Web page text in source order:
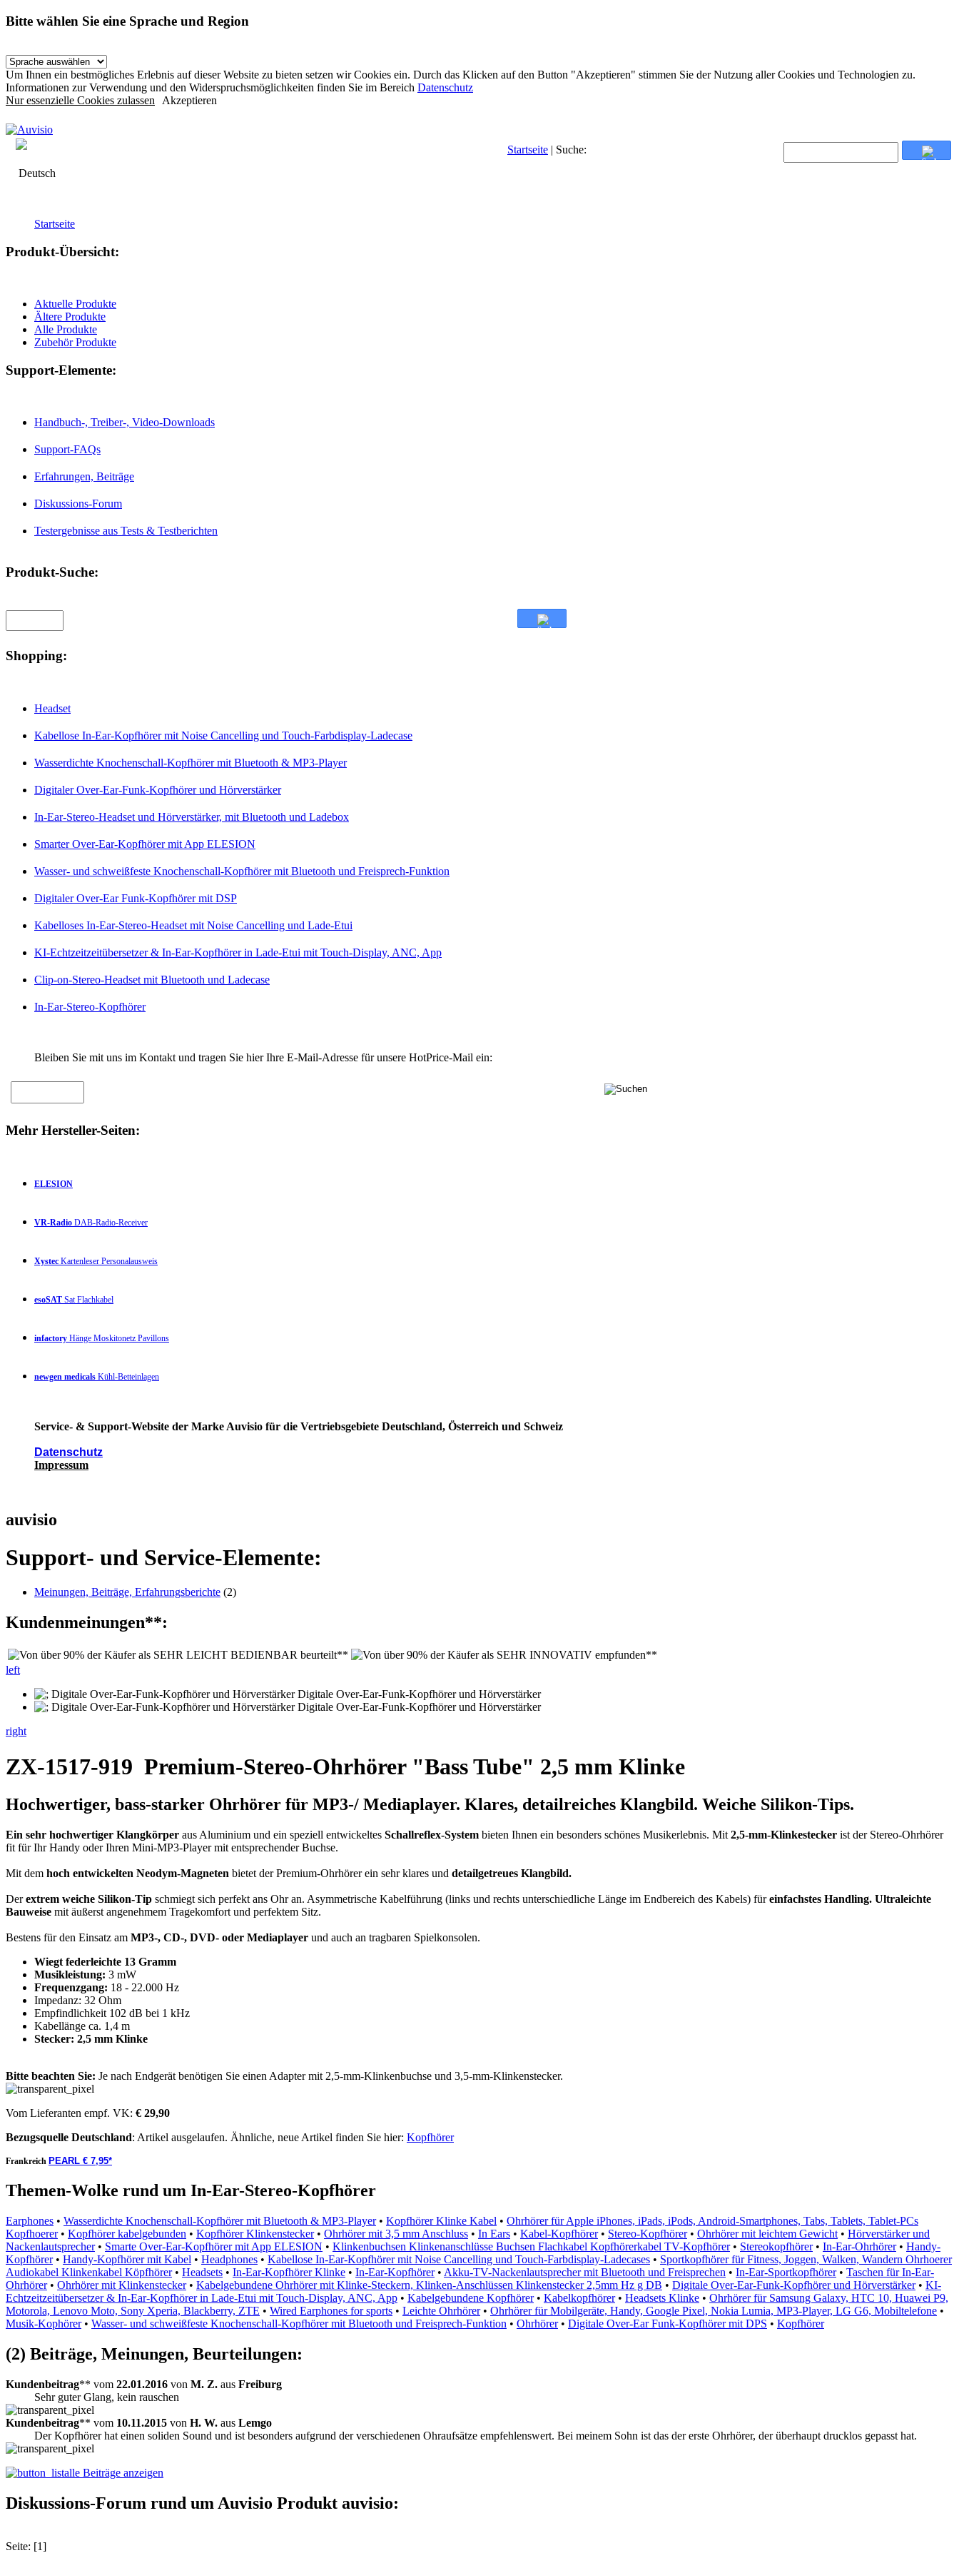
Bitte wählen Sie eine Sprache und Region
Um Ihnen ein bestmögliches Erlebnis auf dieser Website zu bieten setzen wir Cookies ein. Durch das Klicken auf den Button "Akzeptieren" stimmen Sie der Nutzung aller Cookies und Technologien zu.
Informationen zur Verwendung und den Widerspruchsmöglichkeiten finden Sie im Bereich Datenschutz
Nur essenzielle Cookies zulassen Akzeptieren
Deutsch
Startseite | Suche:
Startseite
Produkt-Übersicht:
Aktuelle Produkte
Ältere Produkte
Alle Produkte
Zubehör Produkte
Support-Elemente:
Handbuch-, Treiber-, Video-Downloads
Support-FAQs
Erfahrungen, Beiträge
Diskussions-Forum
Testergebnisse aus Tests & Testberichten
Produkt-Suche:
Shopping:
Headset
Kabellose In-Ear-Kopfhörer mit Noise Cancelling und Touch-Farbdisplay-Ladecase
Wasserdichte Knochenschall-Kopfhörer mit Bluetooth & MP3-Player
Digitaler Over-Ear-Funk-Kopfhörer und Hörverstärker
In-Ear-Stereo-Headset und Hörverstärker, mit Bluetooth und Ladebox
Smarter Over-Ear-Kopfhörer mit App ELESION
Wasser- und schweißfeste Knochenschall-Kopfhörer mit Bluetooth und Freisprech-Funktion
Digitaler Over-Ear Funk-Kopfhörer mit DSP
Kabelloses In-Ear-Stereo-Headset mit Noise Cancelling und Lade-Etui
KI-Echtzeitzeitübersetzer & In-Ear-Kopfhörer in Lade-Etui mit Touch-Display, ANC, App
Clip-on-Stereo-Headset mit Bluetooth und Ladecase
In-Ear-Stereo-Kopfhörer
Bleiben Sie mit uns im Kontakt und tragen Sie hier Ihre E-Mail-Adresse für unsere HotPrice-Mail ein:
Mehr Hersteller-Seiten:
ELESION
VR-Radio DAB-Radio-Receiver
Xystec Kartenleser Personalausweis
esoSAT Sat Flachkabel
infactory Hänge Moskitonetz Pavillons
newgen medicals Kühl-Betteinlagen
Service- & Support-Website der Marke Auvisio für die Vertriebsgebiete Deutschland, Österreich und Schweiz
Datenschutz
Impressum
auvisio
Support- und Service-Elemente:
Meinungen, Beiträge, Erfahrungsberichte (2)
Kundenmeinungen**:
left
right
ZX-1517-919 Premium-Stereo-Ohrhörer "Bass Tube" 2,5 mm Klinke
Hochwertiger, bass-starker Ohrhörer für MP3-/ Mediaplayer. Klares, detailreiches Klangbild. Weiche Silikon-Tips.
Ein sehr hochwertiger Klangkörper aus Aluminium und ein speziell entwickeltes Schallreflex-System bieten Ihnen ein besonders schönes Musikerlebnis. Mit 2,5-mm-Klinkestecker ist der Stereo-Ohrhörer
fit für Ihr Handy oder Ihren Mini-MP3-Player mit entsprechender Buchse.
Mit dem hoch entwickelten Neodym-Magneten bietet der Premium-Ohrhörer ein sehr klares und detailgetreues Klangbild.
Derextrem weiche Silikon-Tip schmiegt sich perfekt ans Ohr an. Asymmetrische Kabelführung (links und rechts unterschiedliche Länge im Endbereich des Kabels) füreinfachstes Handling. Ultraleichte
Bauweise mit äußerst angenehmem Tragekomfort und perfektem Sitz.
Bestens für den Einsatz am MP3-, CD-, DVD- oder Mediaplayer und auch an tragbaren Spielkonsolen.
Wiegt federleichte 13 Gramm
Musikleistung: 3 mW
Frequenzgang: 18 - 22.000 Hz
Impedanz: 32 Ohm
Empfindlichkeit 102 dB bei 1 kHz
Kabellänge ca. 1,4 m
Stecker: 2,5 mm Klinke
Bitte beachten Sie: Je nach Endgerät benötigen Sie einen Adapter mit 2,5-mm-Klinkenbuchse und 3,5-mm-Klinkenstecker.
Vom Lieferanten empf. VK: € 29,90
Bezugsquelle Deutschland: Artikel ausgelaufen. Ähnliche, neue Artikel finden Sie hier: Kopfhörer
Frankreich PEARL € 7,95*
Themen-Wolke rund um In-Ear-Stereo-Kopfhörer
Earphones • Wasserdichte Knochenschall-Kopfhörer mit Bluetooth & MP3-Player• Kopfhörer Klinke Kabel • Ohrhörer für Apple iPhones, iPads, iPods, Android-Smartphones, Tabs, Tablets, Tablet-PCs
Kopfhoerer• Kopfhörer kabelgebunden • Kopfhörer Klinkenstecker• Ohrhörer mit 3,5 mm Anschluss • In Ears • Kabel-Kopfhörer• Stereo-Kopfhörer• Ohrhörer mit leichtem Gewicht • Hörverstärker und
Nackenlautsprecher• Smarte Over-Ear-Kopfhörer mit App ELESION • Klinkenbuchsen Klinkenanschlüsse Buchsen Flachkabel Kopfhörerkabel TV-Kopfhörer• Stereokopfhörer• In-Ear-Ohrhörer• Handy-
Kopfhörer• Handy-Kopfhörer mit Kabel • Headphones • Kabellose In-Ear-Kopfhörer mit Noise Cancelling und Touch-Farbdisplay-Ladecases • Sportkopfhörer für Fitness, Joggen, Walken, Wandern Ohrhoerer
Audiokabel Klinkenkabel Köpfhörer• Headsets • In-Ear-Kopfhörer Klinke • In-Ear-Kopfhörer• Akku-TV-Nackenlautsprecher mit Bluetooth und Freisprechen • In-Ear-Sportkopfhörer• Taschen für In-Ear-
Ohrhörer• Ohrhörer mit Klinkenstecker• Kabelgebundene Ohrhörer mit Klinke-Steckern, Klinken-Anschlüssen Klinkenstecker 2,5mm Hz g DB • Digitale Over-Ear-Funk-Kopfhörer und Hörverstärker• KI-
Echtzeitzeitübersetzer & In-Ear-Kopfhörer in Lade-Etui mit Touch-Display, ANC, App • Kabelgebundene Kopfhörer• Kabelkopfhörer• Headsets Klinke • Ohrhörer für Samsung Galaxy, HTC 10, Huawei P9,
Motorola, Lenovo Moto, Sony Xperia, Blackberry, ZTE • Wired Earphones for sports • Leichte Ohrhörer• Ohrhörer für Mobilgeräte, Handy, Google Pixel, Nokia Lumia, MP3-Player, LG G6, Mobiltelefone •
Musik-Kophörer• Wasser- und schweißfeste Knochenschall-Kopfhörer mit Bluetooth und Freisprech-Funktion • Ohrhörer• Digitale Over-Ear Funk-Kopfhörer mit DPS • Kopfhörer
(2) Beiträge, Meinungen, Beurteilungen:
Kundenbeitrag** vom 22.01.2016 von M. Z. aus Freiburg
Sehr guter Glang, kein rauschen
Kundenbeitrag** vom 10.11.2015 von H. W. aus Lemgo
Der Kopfhörer hat einen soliden Sound und ist besonders aufgrund der verschiedenen Ohraufsätze empfehlenswert. Bei meinem Sohn ist das der erste Ohrhörer, der überhaupt drucklos gepasst hat.
alle Beiträge anzeigen
Diskussions-Forum rund um Auvisio Produkt auvisio:
Seite: [1]